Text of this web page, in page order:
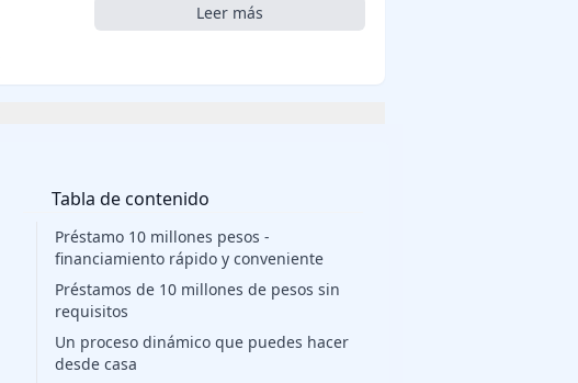
Leer más
Tabla de contenido
Préstamo 10 millones pesos -
financiamiento rápido y conveniente
Préstamos de 10 millones de pesos sin
requisitos
Un proceso dinámico que puedes hacer
desde casa